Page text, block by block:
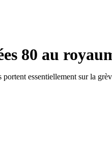
80 au
essentiellement sur la